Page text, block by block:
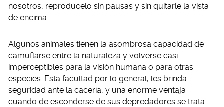
nosotros, reprodúcelo sin pausas y sin quitarle la vista
de encima.
Algunos animales tienen la asombrosa capacidad de
camuflarse entre la naturaleza y volverse casi
imperceptibles para la visión humana o para otras
especies. Esta facultad por lo general, les brinda
seguridad ante la cacería, y una enorme ventaja
cuando de esconderse de sus depredadores se trata.